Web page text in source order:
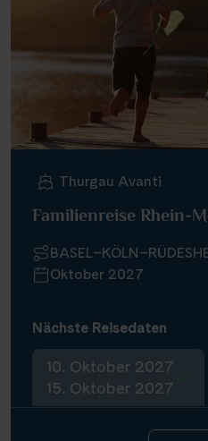
Thurgau Avanti
Familienreise Rhein-
Oktober 2027
Nächste Reisedaten
10. Oktober 2027
15. Oktober 2027